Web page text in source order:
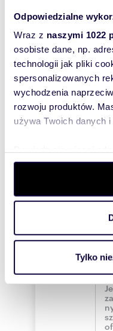
Odpowiedzialne
Wraz z naszymi 1022
osobiste dane, np.
technologii jak pliki
spersonalizowanych
wychodzenia
rozwoju produktów.
używa Twoich danych
dane są przetwarzane
.
zmienić lub wycofać
Wykorzystujemy pliki
i reklam, aby oferować
korzystasz z naszej
Partnerzy mogą
otrzymanymi od
korzystania z ich usług.
Tylko
standardzie –
pierwszego
rodziny, czy